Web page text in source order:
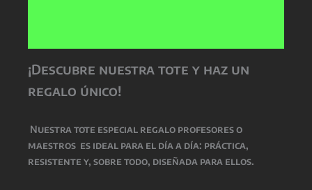
¡Descubre nuestra tote y haz un
regalo único!
Nuestratote especial regalo profesores o
maestros es ideal para el día a día: práctica,
resistente y, sobre todo, diseñada para ellos.